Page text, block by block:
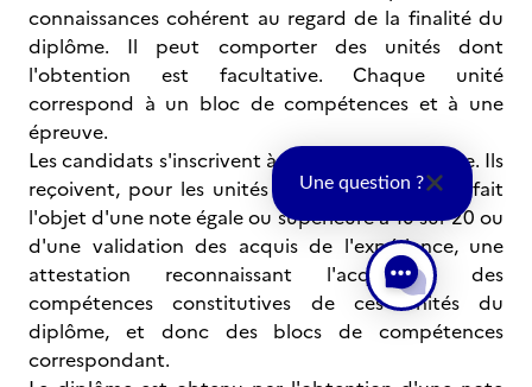
connaissances cohérent au regard de la finalité du
diplôme. Il peut comporter des unités dont
l'obtention est facultative. Chaque unité
correspond à un bloc de compétences et à une
épreuve.
Les candidats s'inscrivent à l'examen du diplôme. Ils
reçoivent, pour les unités du diplôme qui ont fait
l'objet d'une note égale ou supérieure à 10 sur 20 ou
d'une validation des acquis de l'expérience, une
attestation reconnaissant l'acquisition des
compétences constitutives de ces unités du
diplôme, et donc des blocs de compétences
correspondant.
Une question ?